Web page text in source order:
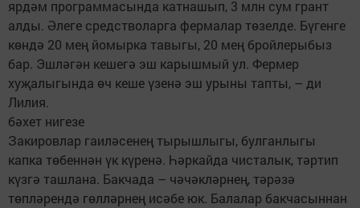
ярдәм программасында катнашып, 3 млн сум грант
алды. Әлеге средстволарга фермалар төзелде. Бүгенге
көндә 20 мең йомырка тавыгы, 20 мең бройлерыбыз
бар. Эшләгән кешегә эш карышмый ул. Фермер
хуҗалыгында өч кеше үзенә эш урыны тапты, – ди
Лилия.
бәхет нигезе
Закировлар гаиләсенең тырышлыгы, булганлыгы
капка төбеннән үк күренә. Һәркайда чисталык, тәртип
күзгә ташлана. Бакчада – чәчәкләрнең, тәрәзә
төпләрендә гөлләрнең исәбе юк. Балалар бакчасыннан